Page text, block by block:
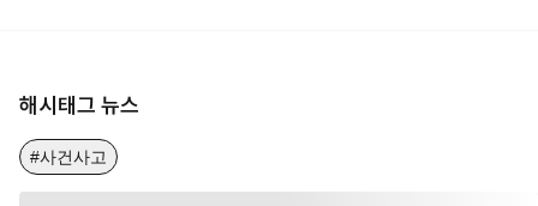
해시태그 뉴스
#사건사고